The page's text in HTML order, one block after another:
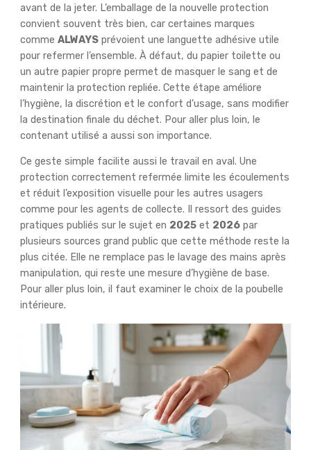
avant de la jeter. L’emballage de la nouvelle protection
convient souvent très bien, car certaines marques
comme ALWAYSprévoient une languette adhésive utile
pour refermer l’ensemble. À défaut, du papier toilette ou
un autre papier propre permet de masquer le sang et de
maintenir la protection repliée. Cette étape améliore
l’hygiène, la discrétion et le confort d’usage, sans modifier
la destination finale du déchet. Pour aller plus loin, le
contenant utilisé a aussi son importance.
Ce geste simple facilite aussi le travail en aval. Une
protection correctement refermée limite les écoulements
et réduit l’exposition visuelle pour les autres usagers
comme pour les agents de collecte. Il ressort des guides
pratiques publiés sur le sujet en 2025et 2026par
plusieurs sources grand public que cette méthode reste la
plus citée. Elle ne remplace pas le lavage des mains après
manipulation, qui reste une mesure d’hygiène de base.
Pour aller plus loin, il faut examiner le choix de la poubelle
intérieure.